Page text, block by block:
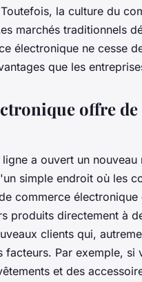
la culture du
marchés traditionnels
électronique ne cesse
que les
offre
a ouvert un
simple endroit où les
commerce
produits directement à
clients qui,
facteurs. Par exemple,
et des